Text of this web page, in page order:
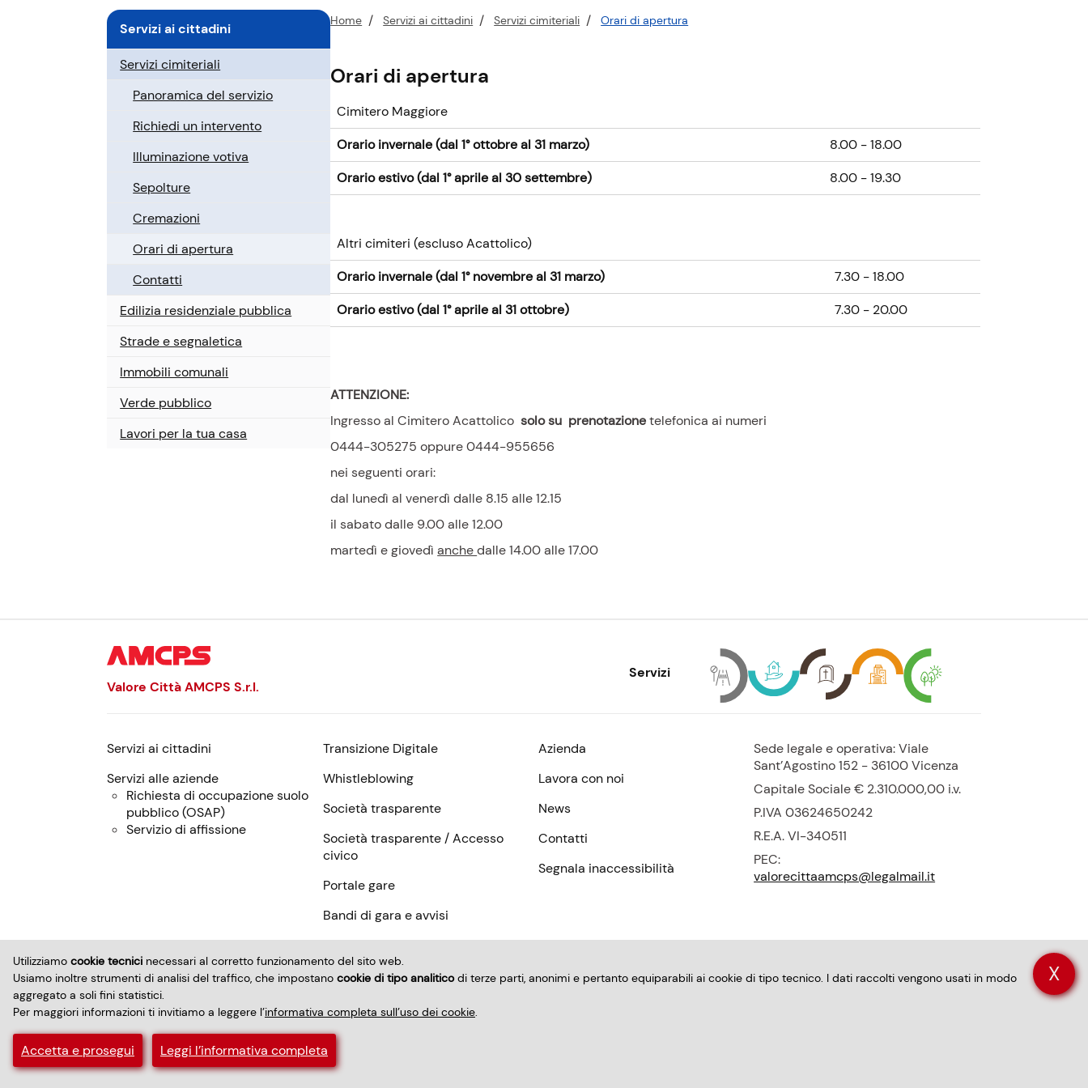
Utilizziamo cookie tecnici necessari al corretto funzionamento del sito web.
Usiamo inoltre strumenti di analisi del traffico, che impostano cookie di tipo analiticodi terze parti, anonimi e pertanto equiparabili ai cookie di tipo tecnico. I dati raccolti vengono usati in modo
aggregato a soli fini statistici.
Per maggiori informazioni ti invitiamo a leggere l’informativa completa sull’uso dei cookie.
Accetta e prosegui Leggi l’informativa completa
X
P
c
a
t
a
e
Home Servizi ai cittadini Servizi cimiteriali Orari di apertura
Orari di apertura
Cimitero Maggiore
Orario invernale (dal 1° ottobre al 31 marzo)
8.00 - 18.00
Orario estivo (dal 1° aprile al 30 settembre)
8.00 - 19.30
Altri cimiteri (escluso Acattolico)
Orario invernale (dal 1° novembre al 31 marzo)
7.30 - 18.00
Orario estivo (dal 1° aprile al 31 ottobre)
7.30 - 20.00
ATTENZIONE:
Ingresso al Cimitero Acattolicosolo su prenotazionetelefonica ai numeri
0444-305275 oppure 0444-955656
nei seguenti orari:
dal lunedì al venerdì dalle 8.15 alle 12.15
il sabato dalle 9.00 alle 12.00
martedì e giovedìanchedalle 14.00 alle 17.00
Servizi ai cittadini
Servizi cimiteriali
Panoramica del servizio
Richiedi un intervento
Illuminazione votiva
Sepolture
Cremazioni
Orari di apertura
Contatti
Edilizia residenziale pubblica
Strade e segnaletica
Immobili comunali
Verde pubblico
Lavori per la tua casa
Valore Città AMCPSS.r.l.
Servizi
Menu:
descrizione,
contatti
Servizi ai cittadini
Servizi alle aziende
Richiesta di occupazione suolo
pubblico (OSAP)
Servizio di affissione
Transizione Digitale
Whistleblowing
Società trasparente
Società trasparente / Accesso
civico
Portale gare
Bandi di gara e avvisi
Fornitori
Azienda
Lavora con noi
News
Contatti
Segnala inaccessibilità
Sede legale e operativa: Viale
Sant’Agostino 152 - 36100 Vicenza
Capitale Sociale € 2.310.000,00 i.v.
P.IVA 03624650242
R.E.A.VI-340511
PEC:
valorecittaamcps@legalmail.it
Menu:
informative
e
Qualità, Ambiente, Sicurezza, e Prevenzione della Corruzione
Informative trattamento dati personali